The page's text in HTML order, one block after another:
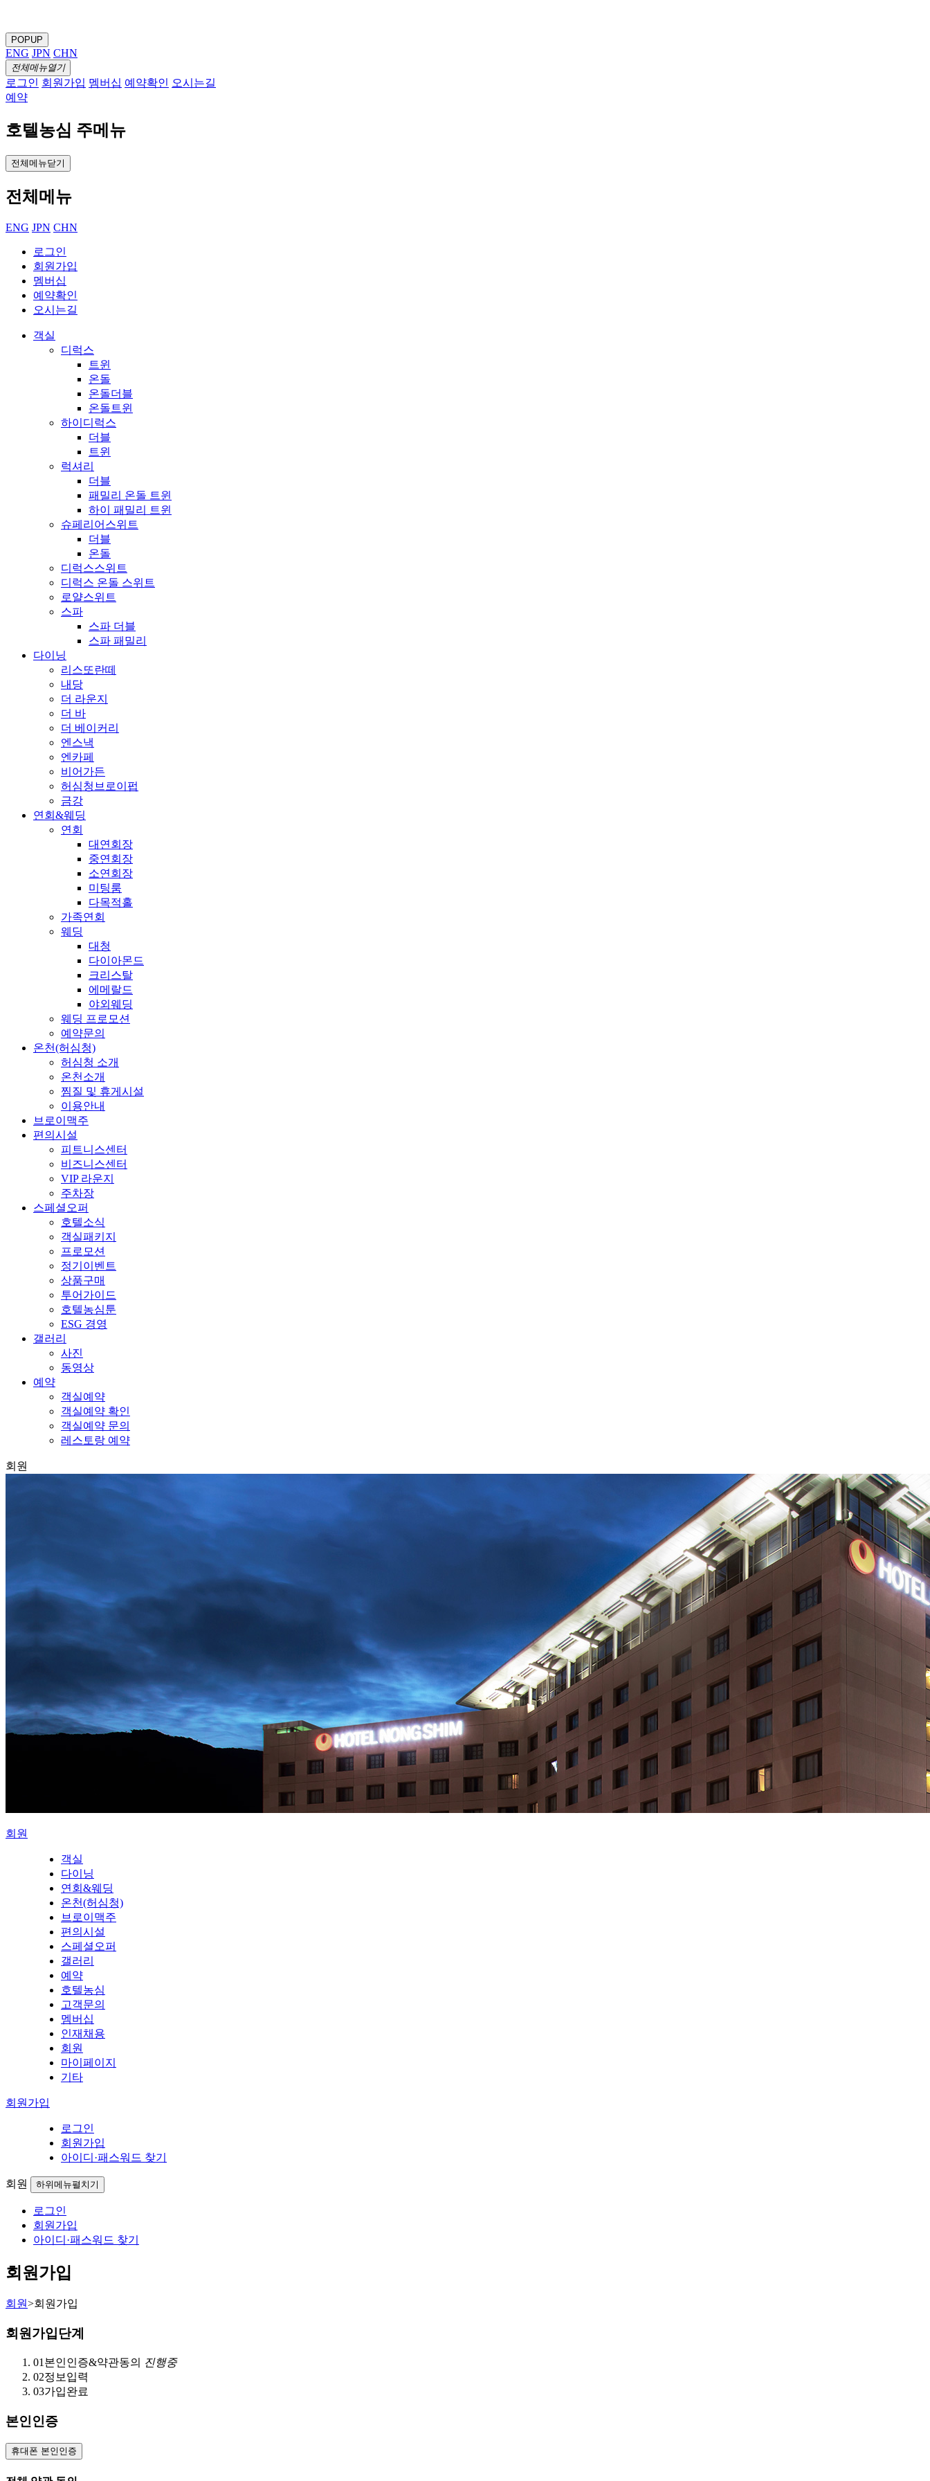
POPUP
ENG JPN CHN
전체메뉴열기
로그인 회원가입 멤버십 예약확인 오시는길
예약
호텔농심 주메뉴
전체메뉴닫기
전체메뉴
ENG JPN CHN
로그인
회원가입
멤버십
예약확인
오시는길
객실
디럭스
트윈
온돌
온돌더블
온돌트윈
하이디럭스
더블
트윈
럭셔리
더블
패밀리 온돌 트윈
하이 패밀리 트윈
슈페리어스위트
더블
온돌
디럭스스위트
디럭스 온돌 스위트
로얄스위트
스파
스파 더블
스파 패밀리
다이닝
리스또란떼
내당
더 라운지
더 바
더 베이커리
엔스낵
엔카페
비어가든
허심청브로이펍
금강
연회&웨딩
연회
대연회장
중연회장
소연회장
미팅룸
다목적홀
가족연회
웨딩
대청
다이아몬드
크리스탈
에메랄드
야외웨딩
웨딩 프로모션
예약문의
온천(허심청)
허심청 소개
온천소개
찜질 및 휴게시설
이용안내
브로이맥주
편의시설
피트니스센터
비즈니스센터
VIP 라운지
주차장
스페셜오퍼
호텔소식
객실패키지
프로모션
정기이벤트
상품구매
투어가이드
호텔농심툰
ESG 경영
갤러리
사진
동영상
예약
객실예약
객실예약 확인
객실예약 문의
레스토랑 예약
회원
회원
객실
다이닝
연회&웨딩
온천(허심청)
브로이맥주
편의시설
스페셜오퍼
갤러리
예약
호텔농심
고객문의
멤버십
인재채용
회원
마이페이지
기타
회원가입
로그인
회원가입
아이디·패스워드 찾기
회원 하위메뉴펼치기
로그인
회원가입
아이디·패스워드 찾기
회원가입
회원>회원가입
회원가입단계
01 본인인증&약관동의 진행중
02정보입력
03가입완료
본인인증
휴대폰 본인인증